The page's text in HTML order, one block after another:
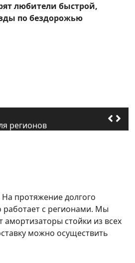
любители быстрой,
по бездорожью
протяжение долгого
с регионами. Мы
стойки из всех
можно осуществить